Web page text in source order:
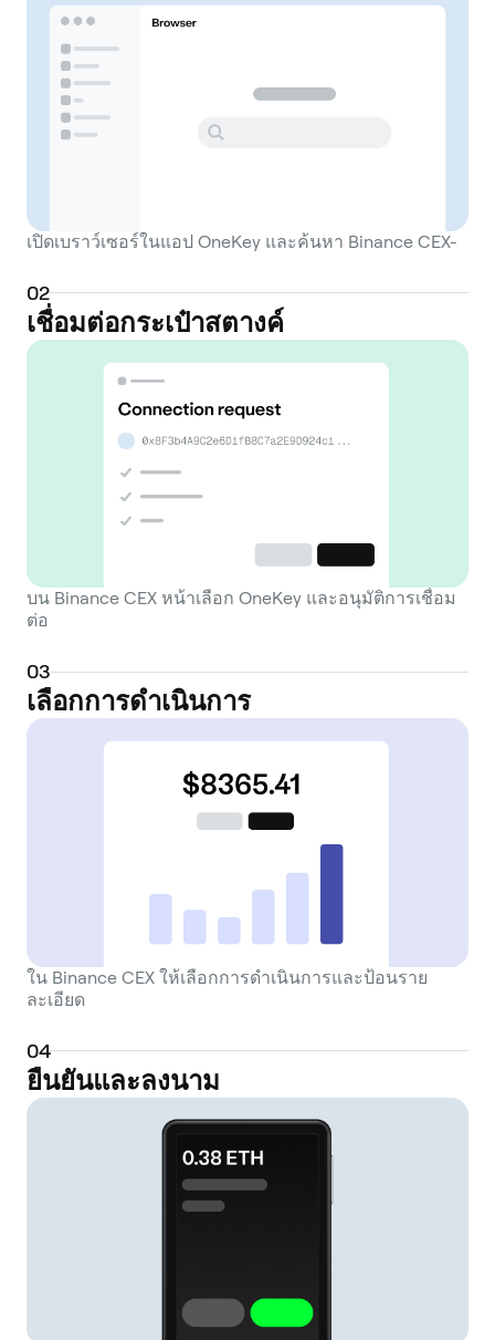
ซื้อ/ขายแบบง่ายด้วยบัตรธนาคารหรือวิธีการ
ชำระเงินในท้องถิ่น ทำให้เข้าถึงได้ทั้งผู้เริ่มต้น
และเทรดเดอร์มืออาชีพ นอกเหนือจากการซื้อ
ขายพื้นฐาน Binance CEX ยังมีผลิตภัณฑ์ที่เน้น
ผลตอบแทนและพอร์ตโฟลิโอหลากหลาย เช่น
โครงสร้าง ผู้ใช้สามารถเข้าร่วมการเปิดตัวโท
เค็นผ่านฟีเจอร์อย่าง Launchpad หรือ
ถึงกราฟขั้นสูง การเชื่อมต่อ API สำหรับการซื้อ
ขายด้วยอัลกอริทึม และฟังก์ชันการจัดการ
ความเสี่ยงอย่างคำสั่ง Stop-loss และ Take-
profit ฟีเจอร์เหล่านี้มีวัตถุประสงค์เพื่อช่วยให้ผู้
ใช้สามารถรับมือกับตลาดที่ผันผวนได้อย่าง
ยืดหยุ่นและควบคุมได้มากขึ้น ในฐานะตลาด
แบบรวมศูนย์ Binance CEX ดำเนินการภายใต้
โมเดลการดูแลรักษา: เงินทุนของผู้ใช้จะถูกเก็บ
ไว้ในกระเป๋าเงินที่จัดการโดย Binance และ
การซื้อขายจะถูกจับคู่นอกเชนภายใน
โครงสร้างพื้นฐานของตลาด แพลตฟอร์ม
ประกอบด้วยระบบบัญชี การตรวจสอบ
รักษาความปลอดภัย เช่น ทุนสำรองแบบ Cold
Storage การป้องกันการถอน และการตรวจ
สอบกิจกรรมที่ผิดปกติ ผู้ใช้สามารถถอน
ตลอดเวลาเมื่อต้องการควบคุมบนเชนอย่างเต็ม
รูปแบบ โดยผสมผสานสภาพคล่องและเครื่องมือ
ของ CEX เข้ากับอำนาจอธิปไตยของกระเป๋า
เปิดเบราว์เซอร์ในแอป OneKey และค้นหา Binance CEX-
02
เชื่อมต่อกระเป๋าสตางค์
บน Binance CEX หน้าเลือก OneKey และอนุมัติการเชื่อม
ต่อ
03
เลือกการดำเนินการ
ใน Binance CEX ให้เลือกการดำเนินการและป้อนราย
ละเอียด
04
ยืนยันและลงนาม